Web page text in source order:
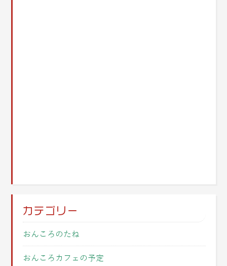
カテゴリー
おんころのたね
おんころカフェの予定